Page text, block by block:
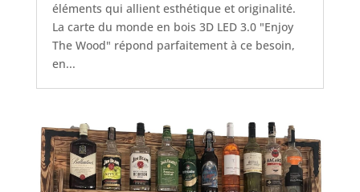
éléments qui allient esthétique et originalité.
La carte du monde en bois 3D LED 3.0 "Enjoy
The Wood" répond parfaitement à ce besoin,
en...